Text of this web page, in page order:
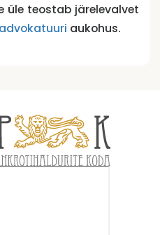
üle teostab järelevalvet
advokatuuri aukohus.